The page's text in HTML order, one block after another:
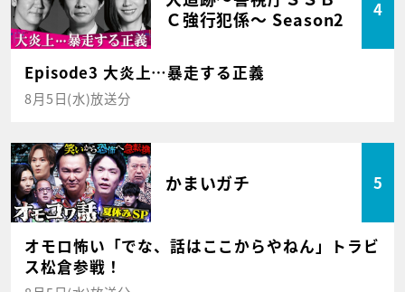
Ｃ強行犯係～ Season2
4
Episode3 大炎上…暴走する正義
8月5日(水)放送分
かまいガチ 5
オモロ怖い「でな、話はここからやねん」トラビ
ス松倉参戦！